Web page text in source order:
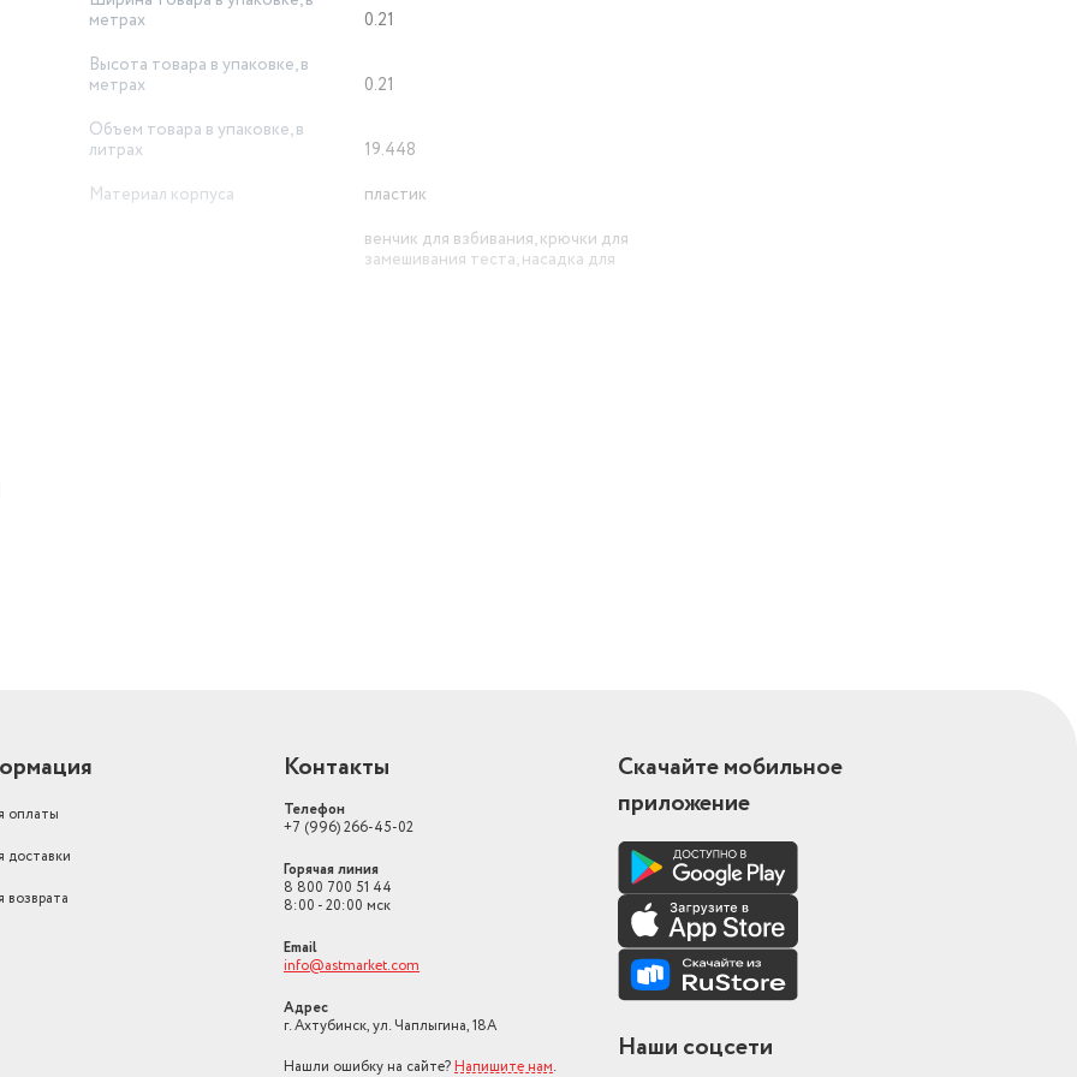
метрах
0.21
Высота товара в упаковке, в
метрах
0.21
Объем товара в упаковке, в
литрах
19.448
Материал корпуса
пластик
венчик для взбивания, крючки для
замешивания теста, насадка для
оплаты
доставки
возврата
Контакты
Телефон
+7 (996) 266-45-02
Горячая линия
8 800 700 51 44
8:00 - 20:00 мск
Email
info@astmarket.com
Адрес
г. Ахтубинск, ул. Чаплыгина, 18А
Нашли ошибку на сайте? Напишите нам.
Скачайте мобильное
приложение
Наши соцсети